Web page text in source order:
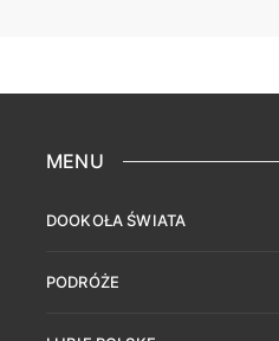
MENU
DOOKOŁA ŚWIATA
PODRÓŻE